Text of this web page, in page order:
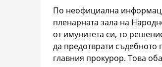
По неофициална
пленарната зала на
от имунитета си, то
да предотврати съдебното
главния прокурор. Това